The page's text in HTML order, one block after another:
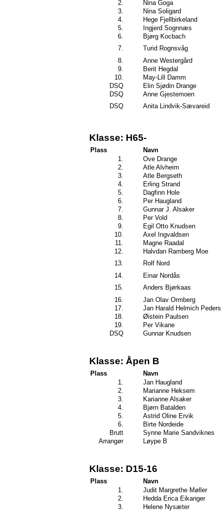
2.
Nina Goga
3.
Nina Soligard
4.
Hege Fjellbirkeland
5.
Ingjerd Sognnæs
6.
Bjørg Kocbach
7.
Turid Rognsvåg
8.
Anne Westergård
9.
Berit Hegdal
10.
May-Lill Damm
DSQ
Elin Sjødin Drange
DSQ
Anne Gjestemoen
DSQ
Anita Lindvik-Sævareid
Klasse: H65-
Plass
Navn
1.
Ove Drange
2.
Atle Alvheim
3.
Atle Bergseth
4.
Erling Strand
5.
Dagfinn Hole
6.
Per Haugland
7.
Gunnar J. Alsaker
8.
Per Vold
9.
Egil Otto Knudsen
10.
Axel Ingvaldsen
11.
Magne Raadal
12.
Halvdan Ramberg Moe
13.
Rolf Nord
14.
Einar Nordås
15.
Anders Bjørkaas
16.
Jan Olav Ormberg
17.
Jan Harald Helmich
18.
Øistein Paulsen
19.
Per Vikane
DSQ
Gunnar Knudsen
Klasse: Åpen B
Plass
Navn
1.
Jan Haugland
2.
Marianne Heksem
3.
Karianne Alsaker
4.
Bjørn Batalden
5.
Astrid Oline Ervik
6.
Birte Nordeide
Brutt
Synne Marie Sandviknes
Arrangør
Løype B
Klasse: D15-16
Plass
Navn
1.
Judit Margrethe Møller
2.
Hedda Erica Eikanger
3.
Helene Nysæter